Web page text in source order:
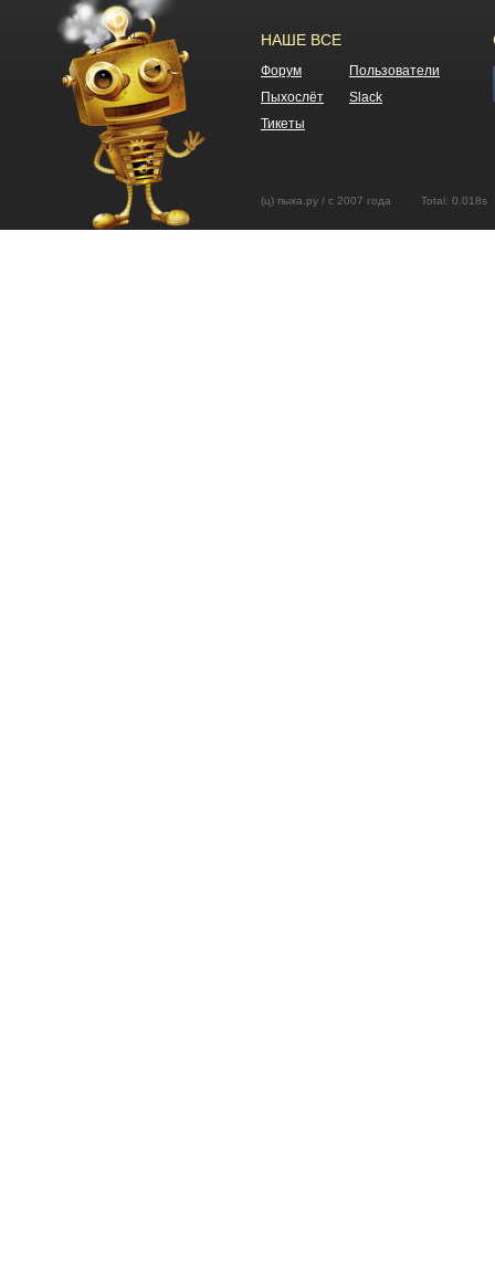
НАШЕ ВСЕ
Форум
Пользователи
Пыхослёт
Slack
Тикеты
(ц) пыха.ру / с 2007 года Total: